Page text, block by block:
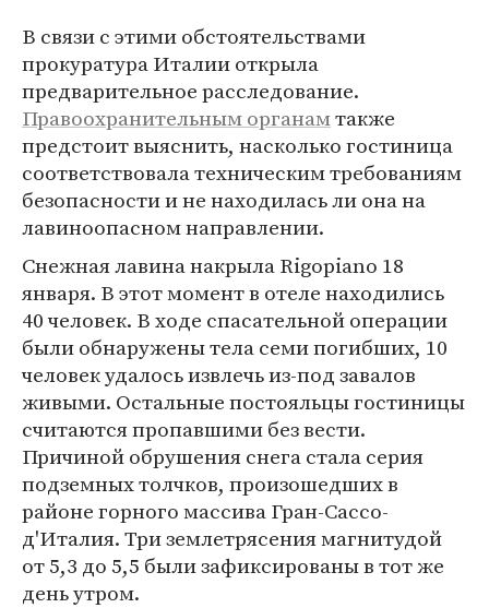
В связи с этими обстоятельствами
прокуратура Италии открыла
предварительное расследование.
Правоохранительным органамтакже
предстоит выяснить, насколько гостиница
соответствовала техническим требованиям
безопасности и не находилась ли она на
лавиноопасном направлении.
Снежная лавина накрыла Rigopiano 18
января. В этот момент в отеле находились
40 человек. В ходе спасательной операции
были обнаружены тела семи погибших, 10
человек удалось извлечь из-под завалов
живыми. Остальные постояльцы гостиницы
считаются пропавшими без вести.
Причиной обрушения снега стала серия
подземных толчков, произошедших в
районе горного массива Гран-Сассо-
д'Италия. Три землетрясения магнитудой
от 5,3 до 5,5 были зафиксированы в тот же
день утром.